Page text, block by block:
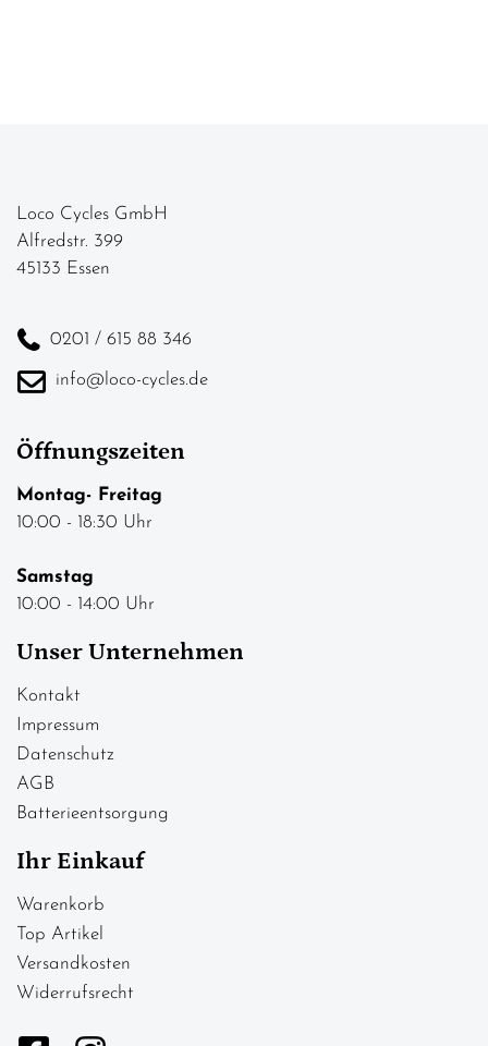
Loco Cycles GmbH
Alfredstr. 399
45133 Essen
0201 / 615 88 346
info@loco-cycles.de
Öffnungszeiten
Montag- Freitag
10:00 - 18:30 Uhr
Samstag
10:00 - 14:00 Uhr
Unser Unternehmen
Kontakt
Impressum
Datenschutz
AGB
Batterieentsorgung
Ihr Einkauf
Warenkorb
Top Artikel
Versandkosten
Widerrufsrecht